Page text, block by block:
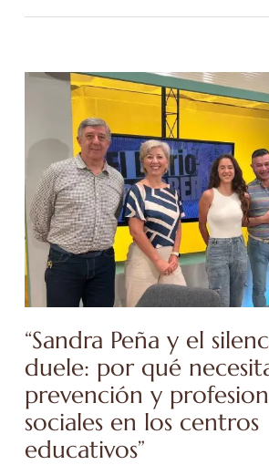
“Sandra Peña y el
duele: por qué
prevención y
sociales en los centros
educativos”